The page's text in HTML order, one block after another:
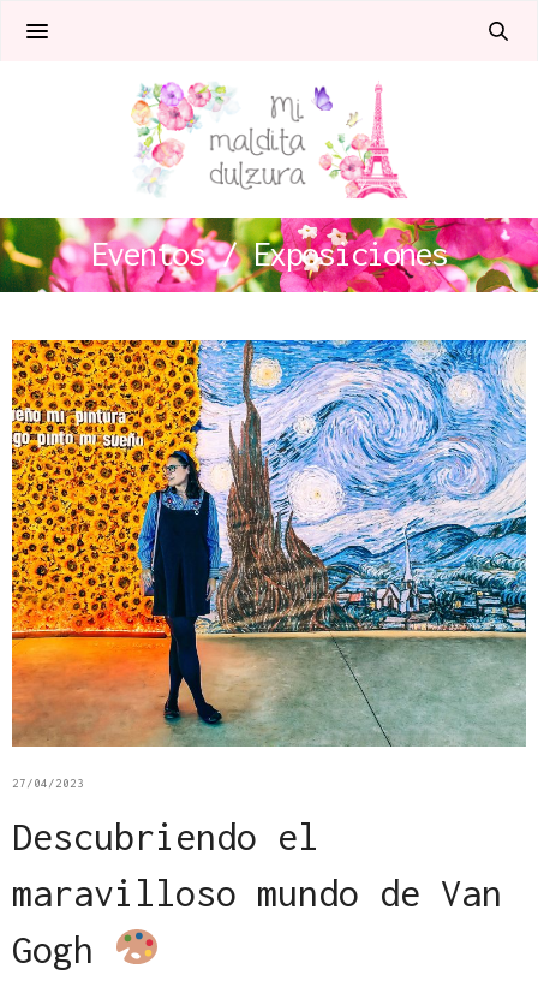
Eventos / Exposiciones
27/04/2023
Descubriendo el
maravilloso mundo de Van
Gogh